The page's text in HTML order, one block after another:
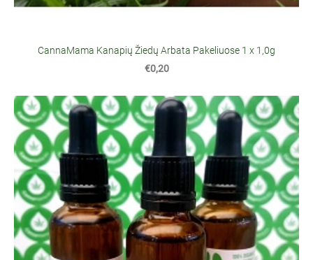
CannaMama Kanapių Žiedų Arbata Pakeliuose 1 x 1,0g
€0,20